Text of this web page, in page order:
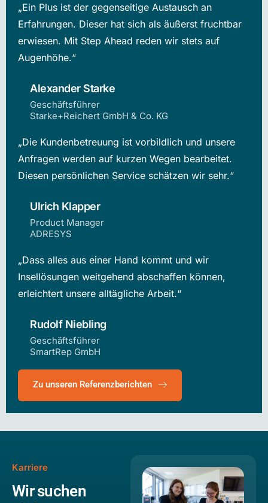
„Ein Plus ist der gegenseitige Austausch an
Erfahrungen. Dieser hat sich als äußerst fruchtbar
erwiesen. Mit Step Ahead reden wir stets auf
Augenhöhe.“
Alexander Starke
Geschäftsführer
Starke+Reichert GmbH & Co. KG
„Die Kundenbetreuung ist vorbildlich und unsere
Anfragen werden auf kurzen Wegen bearbeitet.
Diesen persönlichen Service schätzen wir sehr.“
Ulrich Klapper
Product Manager
ADRESYS
„Dass alles aus einer Hand kommt und wir
Insellösungen weitgehend abschaffen können,
erleichtert unsere alltägliche Arbeit.“
Rudolf Niebling
Geschäftsführer
SmartRep GmbH
Zu unseren Referenzberichten
Karriere
Wir suchen